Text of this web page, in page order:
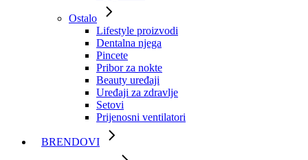
Ostalo
Lifestyle proizvodi
Dentalna njega
Pincete
Pribor za nokte
Beauty uređaji
Uređaji za zdravlje
Setovi
Prijenosni ventilatori
BRENDOVI